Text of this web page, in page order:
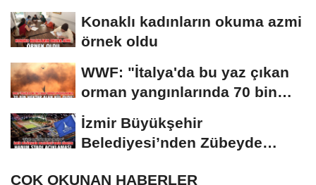
Konaklı kadınların okuma azmi
örnek oldu
WWF: "İtalya'da bu yaz çıkan
orman yangınlarında 70 bin
hektar alan...
İzmir Büyükşehir
Belediyesi’nden Zübeyde
ÇOK OKUNAN HABERLER